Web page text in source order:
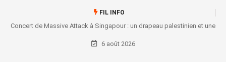
FIL INFO
Concert de Massive Attack à Singapour : un drapeau palestinien et une
convocation au commissariat
6 août 2026